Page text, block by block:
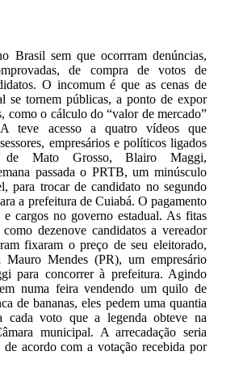
Brasil sem que ocorrram denúncias,
de compra de votos de
O incomum é que as cenas de
se tornem públicas, a ponto de expor
como o cálculo do “valor de mercado”
teve acesso a quatro vídeos que
empresários e políticos ligados
de Mato Grosso, Blairo Maggi,
passada o PRTB, um minúsculo
para trocar de candidato no segundo
a prefeitura de Cuiabá. O pagamento
cargos no governo estadual. As fitas
dezenove candidatos a vereador
fixaram o preço de seu eleitorado,
Mendes (PR), um empresário
para concorrer à prefeitura. Agindo
numa feira vendendo um quilo de
de bananas, eles pedem uma quantia
cada voto que a legenda obteve na
municipal. A arrecadação seria
de acordo com a votação recebida por